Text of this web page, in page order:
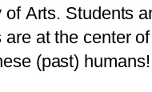
of Arts. Students a
are at the center of
ese (past) humans!